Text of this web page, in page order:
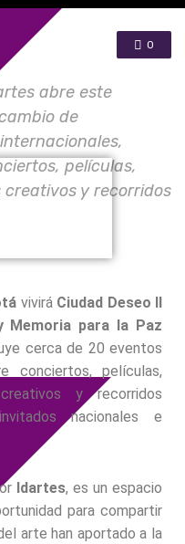
0
abre este
de
películas,
y recorridos
viviráCiudad Deseo II
Memoria para la Paz
cerca de 20 eventos
conciertos, películas,
y recorridos
nacionales e
Idartes, es un espacio
para compartir
arte han aportado a la